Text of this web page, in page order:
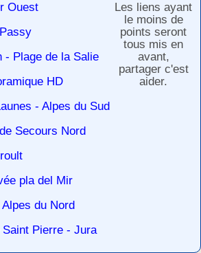
Ouest
- Plage de la Salie
HD
- Alpes du Sud
Secours Nord
pla del Mir
du Nord
Saint Pierre - Jura
Les liens ayant
le moins de
points seront
tous mis en
avant,
partager c'est
aider.